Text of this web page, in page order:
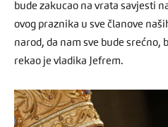
bude zakucao na vrata savjesti
ovog praznika u sve članove
narod, da nam sve bude srećno,
rekao je vladika Jefrem.